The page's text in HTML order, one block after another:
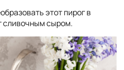
этот пирог в
сливочным сыром.